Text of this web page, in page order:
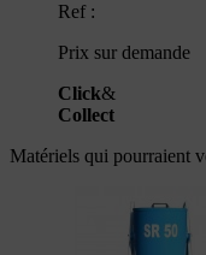
Ref :
Prix sur demande
Click&
Collect
Matériels qui pourraient